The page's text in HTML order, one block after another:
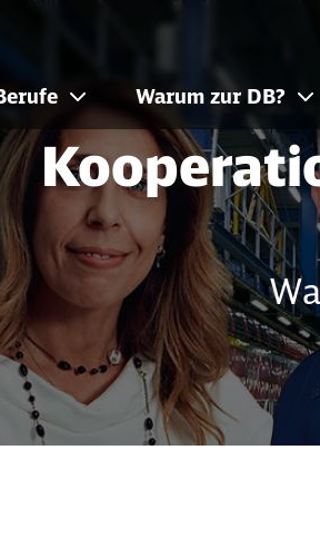
Warum zur DB?